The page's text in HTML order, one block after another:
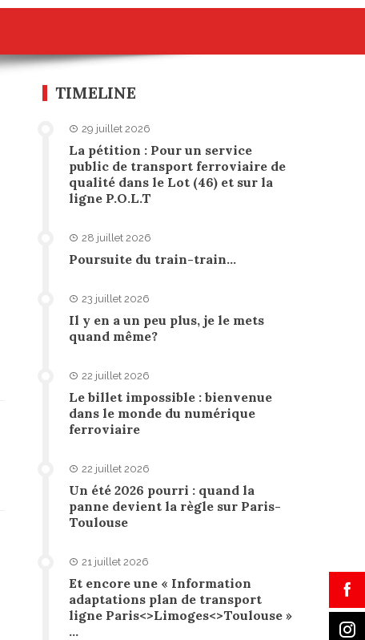
TIMELINE
29 juillet 2026
La pétition : Pour un service
public de transport ferroviaire de
qualité dans le Lot (46) et sur la
ligne P.O.L.T
28 juillet 2026
Poursuite du train-train…
23 juillet 2026
Il y en a un peu plus, je le mets
quand même?
22 juillet 2026
Le billet impossible : bienvenue
dans le monde du numérique
ferroviaire
22 juillet 2026
Un été 2026 pourri : quand la
panne devient la règle sur Paris-
Toulouse
21 juillet 2026
Et encore une « Information
adaptations plan de transport
ligne Paris<>Limoges<>Toulouse »
…